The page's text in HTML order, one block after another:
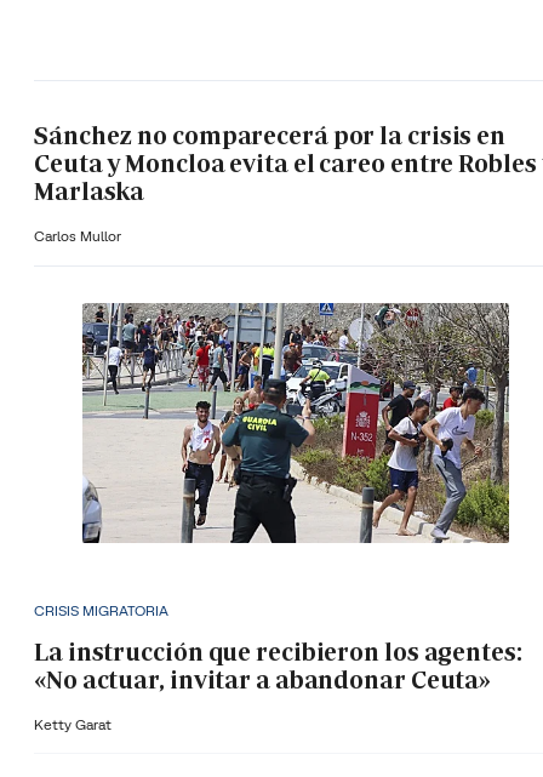
Sánchez no comparecerá por la crisis en
Ceuta y Moncloa evita el careo entre Robles
Marlaska
Carlos Mullor
CRISIS MIGRATORIA
La instrucción que recibieron los agentes:
«No actuar, invitar a abandonar Ceuta»
Ketty Garat